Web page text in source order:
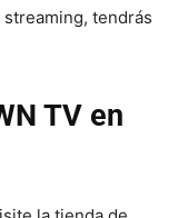
tendrás
TV en